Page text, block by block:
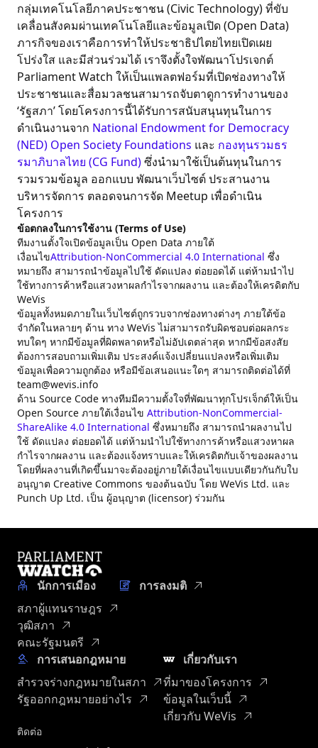
กลุ่มเทคโนโลยีภาคประชาชน (Civic Technology) ที่ขับ
เคลื่อนสังคมผ่านเทคโนโลยีและข้อมูลเปิด (Open Data)
ภารกิจของเราคือการทำให้ประชาธิปไตยไทยเปิดเผย
โปร่งใส และมีส่วนร่วมได้ เราจึงตั้งใจพัฒนาโปรเจกต์
Parliament Watch ให้เป็นแพลตฟอร์มที่เปิดช่องทางให้
ประชาชนและสื่อมวลชนสามารถจับตาดูการทำงานของ
‘รัฐสภา’ โดยโครงการนี้ได้รับการสนับสนุนทุนในการ
ดำเนินงานจาก National Endowment for Democracy
(NED) Open Society Foundations และ กองทุนรวมธร
รมาภิบาลไทย (CG Fund)ซึ่งนำมาใช้เป็นต้นทุนในการ
รวมรวมข้อมูล ออกแบบ พัฒนาเว็บไซต์ ประสานงาน
บริหารจัดการ ตลอดจนการจัด Meetup เพื่อดำเนิน
โครงการ
ข้อตกลงในการใช้งาน (Terms of Use)
ทีมงานตั้งใจเปิดข้อมูลเป็น Open Data ภายใต้
เงื่อนไขAttribution-NonCommercial 4.0 International ซึ่ง
หมายถึง สามารถนำข้อมูลไปใช้ ดัดแปลง ต่อยอดได้ แต่ห้ามนำไป
ใช้ทางการค้าหรือแสวงหาผลกำไรจากผลงาน และต้องให้เครดิตกับ
WeVis
ข้อมูลทั้งหมดภายในเว็บไซต์ถูกรวบจากช่องทางต่างๆ ภายใต้ข้อ
จำกัดในหลายๆ ด้าน ทาง WeVis ไม่สามารถรับผิดชอบต่อผลกระ
ทบใดๆ หากมีข้อมูลที่ผิดพลาดหรือไม่อัปเดตล่าสุด หากมีข้อสงสัย
ต้องการสอบถามเพิ่มเติม ประสงค์แจ้งเปลี่ยนแปลงหรือเพิ่มเติม
ข้อมูลเพื่อความถูกต้อง หรือมีข้อเสนอแนะใดๆ สามารถติดต่อได้ที่
team@wevis.info
ด้าน Source Code ทางทีมมีความตั้งใจที่พัฒนาทุกโปรเจ็กต์ให้เป็น
Open Source ภายใต้เงื่อนไข Attribution-NonCommercial-
ShareAlike 4.0 International ซึ่งหมายถึง สามารถนำผลงานไป
ใช้ ดัดแปลง ต่อยอดได้ แต่ห้ามนำไปใช้ทางการค้าหรือแสวงหาผล
กำไรจากผลงาน และต้องแจ้งทราบและให้เครดิตกับเจ้าของผลงาน
โดยที่ผลงานที่เกิดขึ้นมาจะต้องอยู่ภายใต้เงื่อนไขแบบเดียวกันกับใบ
อนุญาต Creative Commons ของต้นฉบับ โดย WeVis Ltd. และ
Punch Up Ltd. เป็น ผู้อนุญาต (licensor) ร่วมกัน
นักการเมือง
สภาผู้แทนราษฎร
วุฒิสภา
คณะรัฐมนตรี
การลงมติ
การเสนอกฎหมาย
สำรวจร่างกฎหมายในสภา
รัฐออกกฎหมายอย่างไร
เกี่ยวกับเรา
ที่มาของโครงการ
ข้อมูลในเว็บนี้
เกี่ยวกับ WeVis
ติดต่อ